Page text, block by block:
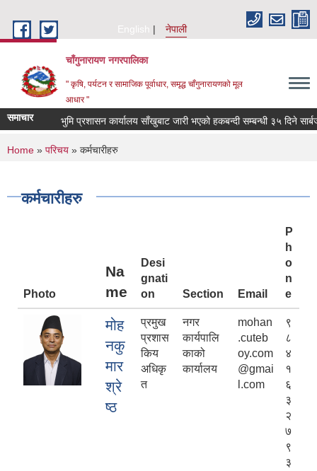
English
नेपाली
चाँगुनारायण नगरपालिका
" कृषि, पर्यटन र सामाजिक पूर्वाधार, समृद्ध चाँगुनारायणको मूल
आधार "
समाचारभुमि प्रशासन कार्यालय साँखुबाट जारी भएको हकबन्दी सम्बन्धी ३५ दिने सार्बजनिक
You are here
Home » परिचय » कर्मचारीहरु
कर्मचारीहरु
Photo
Na
me
Desi
gnati
on
Section Email
P
h
o
n
e
मोह
नकु
मार
श्रे
ष्ठ
प्रमुख
प्रशास
किय
अधिकृ
त
नगर
कार्यपालि
काको
कार्यालय
mohan
.cuteb
oy.com
@gmai
l.com
९
८
४
१
६
३
२
७
९
३